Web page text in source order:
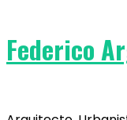
Federico